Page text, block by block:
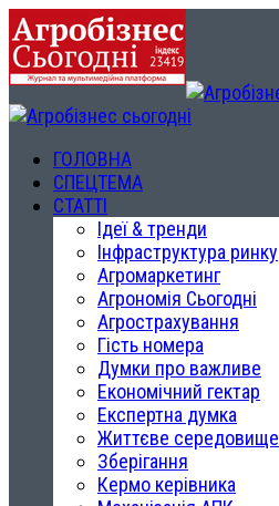
ГОЛОВНА
СПЕЦТЕМА
СТАТТІ
Ідеї & тренди
Інфраструктура ринку
Агромаркетинг
Агрономія Сьогодні
Агрострахування
Гість номера
Думки про важливе
Економічний гектар
Експертна думка
Життєве середовище
Зберігання
Кермо керівника